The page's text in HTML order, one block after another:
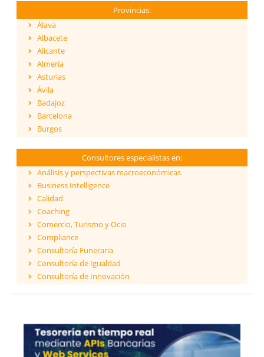
Provincias:
Álava
Albacete
Alicante
Almería
Asturias
Ávila
Badajoz
Barcelona
Burgos
Cantabria
Castellón
Ceuta
Ciudad Real
Córdoba
Cuenca
Girona
Granada
Guadalajara
Islas Baleares
Jaén
La Coruña
Consultores especialistas en:
Análisis y perspectivas macroeconómicas
Business Intelligence
Calidad
Coaching
Comercio, Turismo y Ocio
Compliance
Consultoría Funeraria
Consultoría de Igualdad
Consultoría de Innovación
Financiación de proyectos internacionales
Finanzas empresariales
Formación